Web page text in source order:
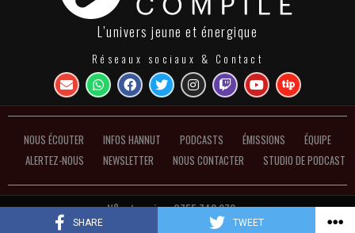
SHARE TWEET
L’univers jeune et énergique
Réseaux sociaux & Contact
NOUS ÉCOUTER INFOS HANNUT PODCASTS ÉMISSIONS
ÉQUIPE
ALERTEZ-NOUS
NEWSLETTER NOUS CONTACTER STUDIO DE PODCAST
N°entreprise : 0755.748.972 ●
Politique de confidentialité et de gestion des cookies